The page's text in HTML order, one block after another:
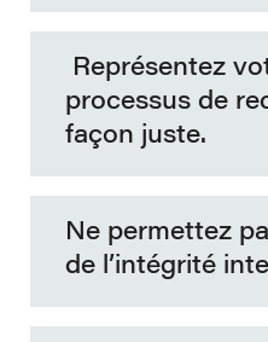
Représentez
processus de
façon juste.
Ne permettez
de l’intégrité